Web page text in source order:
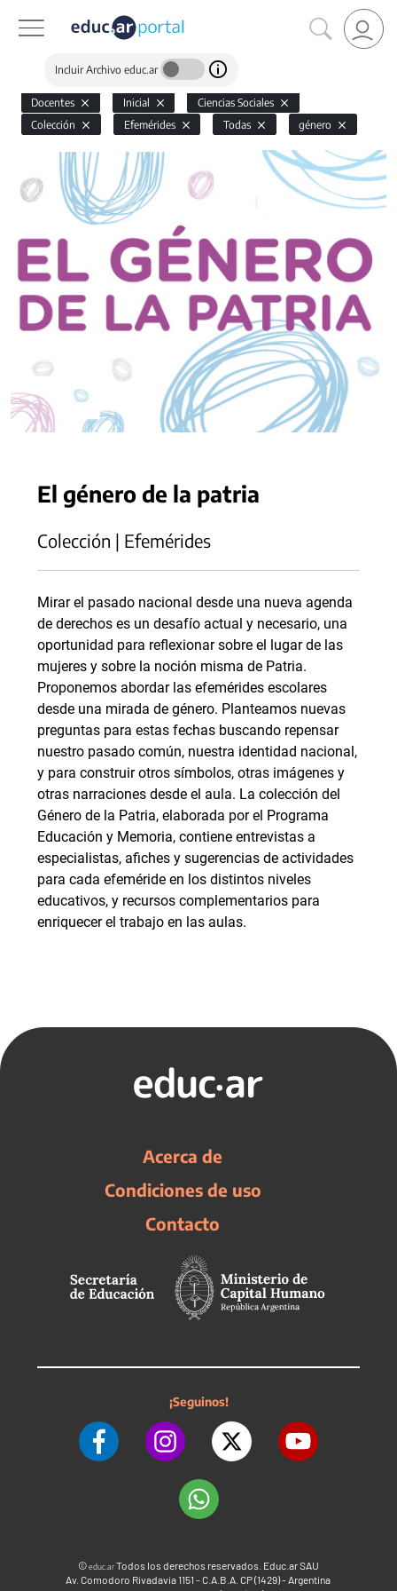
Incluir Archivo educ.ar
Docentes Inicial
Ciencias Sociales
Colección
Efemérides Todas género
El género de la patria
Colección | Efemérides
Mirar el pasado nacional desde una nueva agenda
de derechos es un desafío actual y necesario, una
oportunidad para reflexionar sobre el lugar de las
mujeres y sobre la noción misma de Patria.
Proponemos abordar las efemérides escolares
desde una mirada de género. Planteamos nuevas
preguntas para estas fechas buscando repensar
nuestro pasado común, nuestra identidad nacional,
y para construir otros símbolos, otras imágenes y
otras narraciones desde el aula. La colección del
Género de la Patria, elaborada por el Programa
Educación y Memoria, contiene entrevistas a
especialistas, afiches y sugerencias de actividades
para cada efeméride en los distintos niveles
educativos, y recursos complementarios para
enriquecer el trabajo en las aulas.
Acerca de
Condiciones de uso
Contacto
¡Seguinos!
©educ.arTodos los derechos reservados. Educ.ar SAU
Av. Comodoro Rivadavia 1151 - C.A.B.A. CP (1429) - Argentina